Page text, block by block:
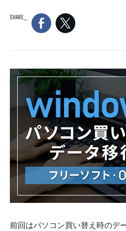
SHARE
前回はパソコン買い替え時のデ